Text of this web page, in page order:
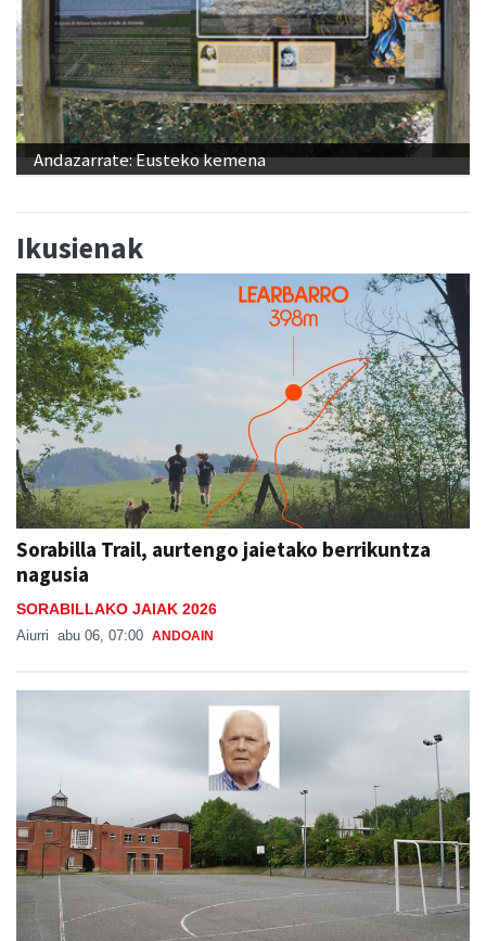
Andazarrate: Eusteko kemena
Ikusienak
Sorabilla Trail, aurtengo jaietako berrikuntza
nagusia
SORABILLAKO JAIAK 2026
Aiurri abu 06, 07:00 ANDOAIN